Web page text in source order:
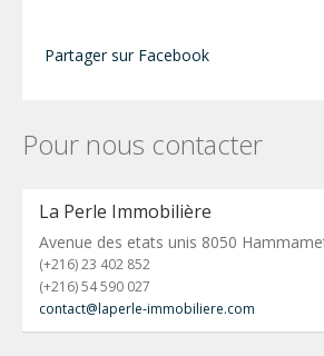
Partager sur Facebook
Pour nous contacter
La Perle Immobilière
Avenue des etats unis 8050
(+216) 23 402 852
(+216) 54 590 027
contact@laperle-immobiliere.com